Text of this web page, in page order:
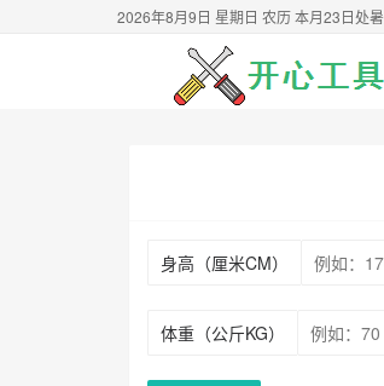
2026年8月9日 星期日 农历 本月23日处暑
身高（厘米CM）
体重（公斤KG）